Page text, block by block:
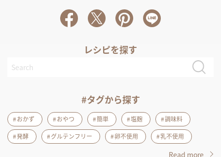
レシピを探す
#タグから探す
おかず おやつ 簡単 塩麹
調味料
発酵
グルテンフリー 卵不使用 乳不使用
Read more